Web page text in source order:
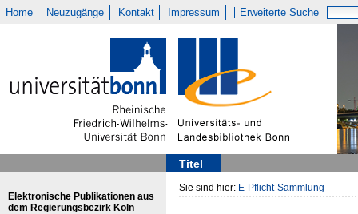
Home Neuzugänge Kontakt Impressum Erweiterte Suche
Titel
Elektronische Publikationen aus
dem Regierungsbezirk Köln
Sie sind hier: E-Pflicht-Sammlung